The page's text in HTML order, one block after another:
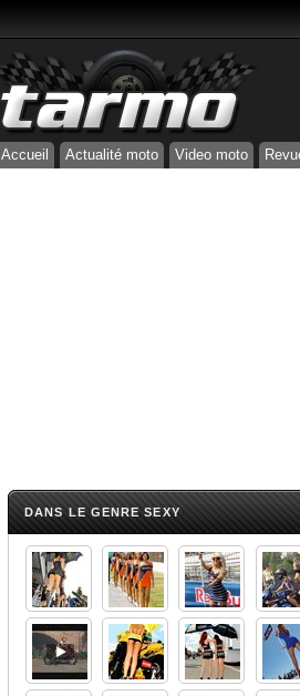
Accueil Actualité moto Video moto
DANS LE GENRE SEXY